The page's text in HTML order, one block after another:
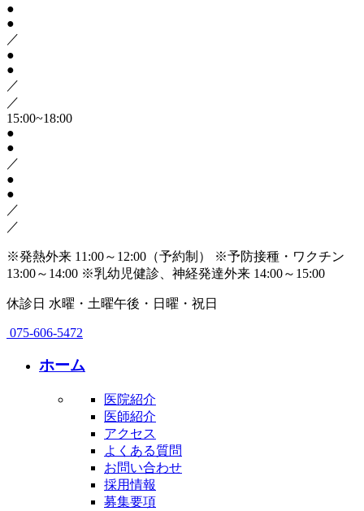
●
●
／
●
●
／
／
15:00~18:00
●
●
／
●
●
／
／
※発熱外来 11:00～12:00（予約制）
※予防接種・ワクチン
13:00～14:00 ※乳幼児健診、神経発達外来 14:00～15:00
休診日 水曜・土曜午後・日曜・祝日
075-606-5472
ホーム
医院紹介
医師紹介
アクセス
よくある質問
お問い合わせ
採用情報
募集要項